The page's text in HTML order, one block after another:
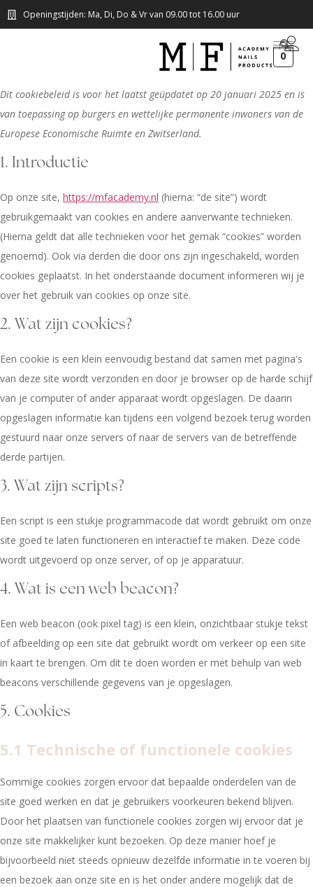
Openingstijden: Ma, Di, Do & Vr van 09.00 tot 16.00 uur
0
Dit cookiebeleid is voor het laatst geüpdatet op 20 januari 2025 en is
van toepassing op burgers en wettelijke permanente inwoners van de
Europese Economische Ruimte en Zwitserland.
1. Introductie
Op onze site, https://mfacademy.nl (hierna: “de site”) wordt
gebruikgemaakt van cookies en andere aanverwante technieken.
(Hierna geldt dat alle technieken voor het gemak “cookies” worden
genoemd). Ook via derden die door ons zijn ingeschakeld, worden
cookies geplaatst. In het onderstaande document informeren wij je
over het gebruik van cookies op onze site.
2. Wat zijn cookies?
Een cookie is een klein eenvoudig bestand dat samen met pagina's
van deze site wordt verzonden en door je browser op de harde schijf
van je computer of ander apparaat wordt opgeslagen. De daarin
opgeslagen informatie kan tijdens een volgend bezoek terug worden
gestuurd naar onze servers of naar de servers van de betreffende
derde partijen.
3. Wat zijn scripts?
Een script is een stukje programmacode dat wordt gebruikt om onze
site goed te laten functioneren en interactief te maken. Deze code
wordt uitgevoerd op onze server, of op je apparatuur.
4. Wat is een web beacon?
Een web beacon (ook pixel tag) is een klein, onzichtbaar stukje tekst
of afbeelding op een site dat gebruikt wordt om verkeer op een site
in kaart te brengen. Om dit te doen worden er met behulp van web
beacons verschillende gegevens van je opgeslagen.
5. Cookies
5.1 Technische of functionele cookies
Sommige cookies zorgen ervoor dat bepaalde onderdelen van de
site goed werken en dat je gebruikers voorkeuren bekend blijven.
Door het plaatsen van functionele cookies zorgen wij ervoor dat je
onze site makkelijker kunt bezoeken. Op deze manier hoef je
bijvoorbeeld niet steeds opnieuw dezelfde informatie in te voeren bij
een bezoek aan onze site en is het onder andere mogelijk dat de